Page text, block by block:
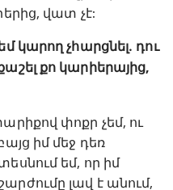
վատ չէ:
կարող չհարցնել․ դու
քո կարիերայից,
փոքր չեմ, ու
իմ մեջ դեռ
եմ, որ իմ
լավ է անում,